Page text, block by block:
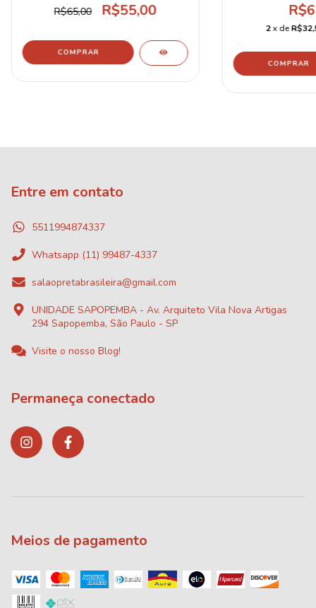
R$65,00
R$55,00
COMPRAR
2x de
COMPRAR
Entre em contato
5511994874337
Whatsapp (11) 99487-4337
salaopretabrasileira@gmail.com
UNIDADE SAPOPEMBA - Av. Arquiteto Vila Nova Artigas
294 Sapopemba, São Paulo - SP
Visite o nosso Blog!
Permaneça conectado
Meios de pagamento